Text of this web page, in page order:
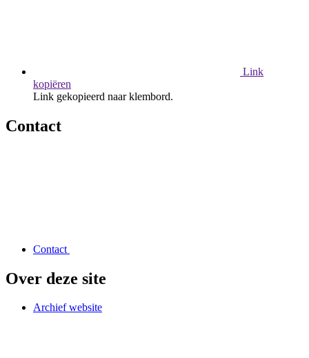
Link
kopiëren
Link gekopieerd naar klembord.
Contact
Contact
Over deze site
Archief website